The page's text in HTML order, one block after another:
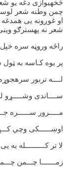
څخهیوازی دغه یو
چمن وطنه شعر
او غوږونه یی
شعر نه پهسترګو
راځه وروڼه سره
پر یوه کـاسه به ټول
لــــه تربور
ســــاندی
مـــــرور
اوښــــــکی وچي
لا تر کــــــــــله به
زمـــــــا چـــمن